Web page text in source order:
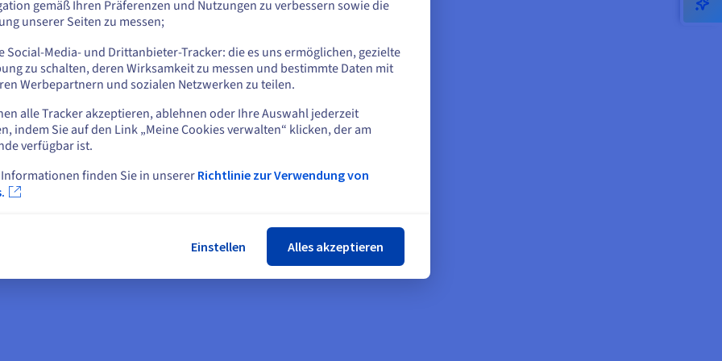
und
Multicloud und
durch die enge
von Rechen-, Speicher-
in
einzigen System. Diese
ermöglicht das
Management all
Ressourcen, was
die
HCI bietet Sicherheit, indem
Resilienz verbessert werden. Sie
gewährleistet die Sicherheit und
Kontinuität des Geschäftsbetriebs,
Wiederherstellung von Systemen und
Daten ermöglicht und Ausfallzeiten
der aktuellen Website bleiben
andere Website wählen
gemäß Ihren Präferenzen und Nutzungen zu verbessern sowie die
unserer Seiten zu messen;
Social-Media- und Drittanbieter-Tracker: die es uns ermöglichen, gezielte
zu schalten, deren Wirksamkeit zu messen und bestimmte Daten mit
Werbepartnern und sozialen Netzwerken zu teilen.
alle Tracker akzeptieren, ablehnen oder Ihre Auswahl jederzeit
indem Sie auf den Link „Meine Cookies verwalten“ klicken, der am
verfügbar ist.
finden Sie in unsererRichtlinie zur Verwendung von
Einstellen Alles akzeptieren